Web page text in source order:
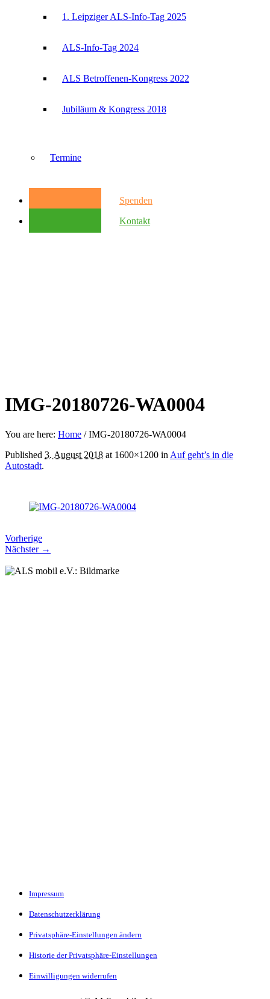
1. Leipziger ALS-Info-Tag 2025
ALS-Info-Tag 2024
ALS Betroffenen-Kongress 2022
Jubiläum & Kongress 2018
Termine
Spenden
Kontakt
IMG-20180726-WA0004
You are here: Home /IMG-20180726-WA0004
Published 3. August 2018 at 1600×1200 in Auf geht’s in die
Autostadt.
Vorherige
Nächster →
Impressum
Datenschutzerklärung
Privatsphäre-Einstellungen ändern
Historie der Privatsphäre-Einstellungen
Einwilligungen widerrufen